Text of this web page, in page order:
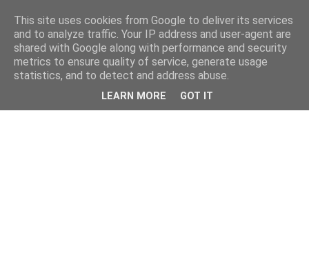
This site uses cookies from Google to deliver its services
and to analyze traffic. Your IP address and user-agent are
shared with Google along with performance and security
metrics to ensure quality of service, generate usage
statistics, and to detect and address abuse.
LEARN MORE GOT IT